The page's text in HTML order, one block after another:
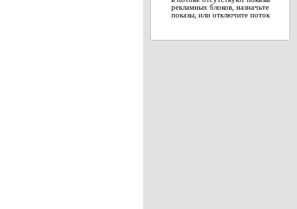
рекламных блоков, назначьте
показы, или отключите поток